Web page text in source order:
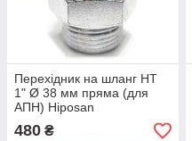
Перехідник на шланг НТ
1" Ø 38 мм пряма (для
АПН) Hiposan
480 ₴